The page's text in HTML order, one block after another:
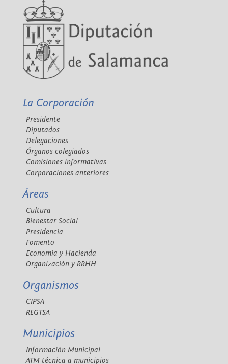
La Corporación
Presidente
Diputados
Delegaciones
Órganos colegiados
Comisiones informativas
Corporaciones anteriores
Áreas
Cultura
Bienestar Social
Presidencia
Fomento
Economía y Hacienda
Organización y RRHH
Organismos
CIPSA
REGTSA
Municipios
Información Municipal
ATM técnica a municipios